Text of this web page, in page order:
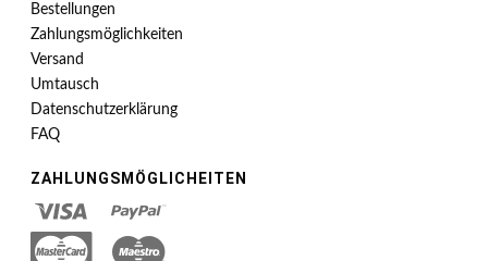
Bestellungen
Zahlungsmöglichkeiten
Versand
Umtausch
Datenschutzerklärung
FAQ
ZAHLUNGSMÖGLICHEITEN